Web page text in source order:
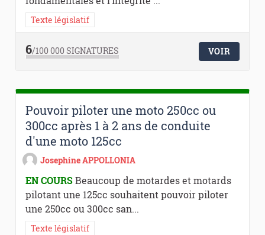
Texte législatif
6/100 000SIGNATURES VOIR
Pouvoir piloter une moto 250cc ou
300cc après 1 à 2 ans de conduite
d'une moto 125cc
Josephine APPOLLONIA
EN COURSBeaucoup de motardes et motards
pilotant une 125cc souhaitent pouvoir piloter
une 250cc ou 300cc san...
Texte législatif